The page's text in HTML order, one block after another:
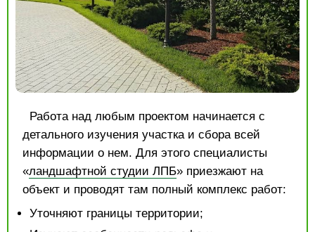
Работа над любым проектом начинается с
детального изучения участка и сбора всей
информации о нем. Для этого специалисты
«ландшафтной студии ЛПБ» приезжают на
объект и проводят там полный комплекс работ:
Уточняют границы территории;